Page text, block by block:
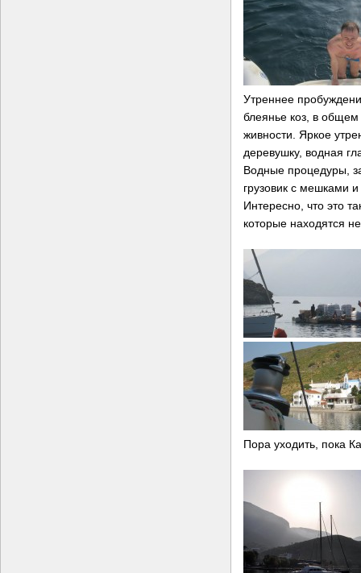
Утреннее
блеянье коз, в
живности. Яркое
деревушку, водная
Водные процедуры,
грузовик с мешками и
Интересно, что это
которые находятся
Пора уходить, пока